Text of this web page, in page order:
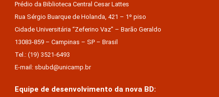
Prédio da Biblioteca Central Cesar Lattes
Rua Sérgio Buarque de Holanda, 421 – 1º piso
Cidade Universitária “Zeferino Vaz” – Barão Geraldo
13083-859 – Campinas – SP – Brasil
Tel.: (19) 3521-6493
E-mail: sbubd@unicamp.br
Equipe de desenvolvimento da nova BD: